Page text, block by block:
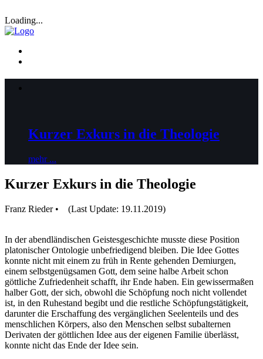
Loading...
Kurzer Exkurs in die Theologie
mehr ...
Kurzer Exkurs in die Theologie
Franz Rieder • (Last Update: 19.11.2019)
In der abendländischen Geistesgeschichte musste diese Position
platonischer Ontologie unbefriedigend bleiben. Die Idee Gottes
konnte nicht mit einem zu früh in Rente gehenden Demiurgen,
einem selbstgenügsamen Gott, dem seine halbe Arbeit schon
göttliche Zufriedenheit schafft, ihr Ende haben. Ein gewissermaßen
halber Gott, der sich, obwohl die Schöpfung noch nicht vollendet
ist, in den Ruhestand begibt und die restliche Schöpfungstätigkeit,
darunter die Erschaffung des vergänglichen Seelenteils und des
menschlichen Körpers, also den Menschen selbst subalternen
Derivaten der göttlichen Idee aus der eigenen Familie überlässt,
konnte nicht das Ende der Idee sein.